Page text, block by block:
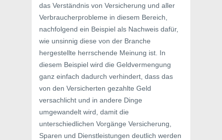
das Verständnis von Versicherung und aller
Verbraucherprobleme in diesem Bereich,
nachfolgend ein Beispiel als Nachweis dafür,
wie unsinnig diese von der Branche
hergestellte herrschende Meinung ist. In
diesem Beispiel wird die Geldvermengung
ganz einfach dadurch verhindert, dass das
von den Versicherten gezahlte Geld
versachlicht und in andere Dinge
umgewandelt wird, damit die
unterschiedlichen Vorgänge Versicherung,
Sparen und Dienstleistungen deutlich werden